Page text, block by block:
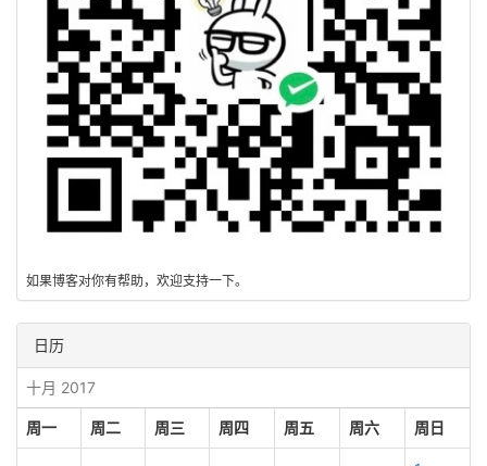
如果博客对你有帮助，欢迎支持一下。
日历
十月 2017
周一 周二 周三 周四 周五 周六 周日